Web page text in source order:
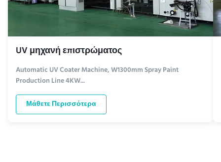
UV μηχανή επιστρώματος
Automatic UV Coater Machine, W1300mm Spray Paint
Production Line 4KW...
Μάθετε Περισσότερα